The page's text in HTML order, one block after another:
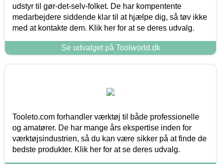
udstyr til gør-det-selv-folket. De har kompentente
medarbejdere siddende klar til at hjælpe dig, så tøv ikke
med at kontakte dem. Klik her for at se deres udvalg.
Se udvalget på Toolworld.dk
Tooleto.com forhandler værktøj til både professionelle
og amatører. De har mange års ekspertise inden for
værktøjsindustrien, så du kan være sikker på at finde de
bedste produkter. Klik her for at se deres udvalg.